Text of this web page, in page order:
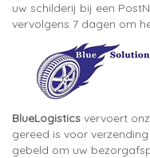
uw schilderij bij een
vervolgens 7 dagen om
BlueLogistics vervoert
gereed is voor
gebeld om uw